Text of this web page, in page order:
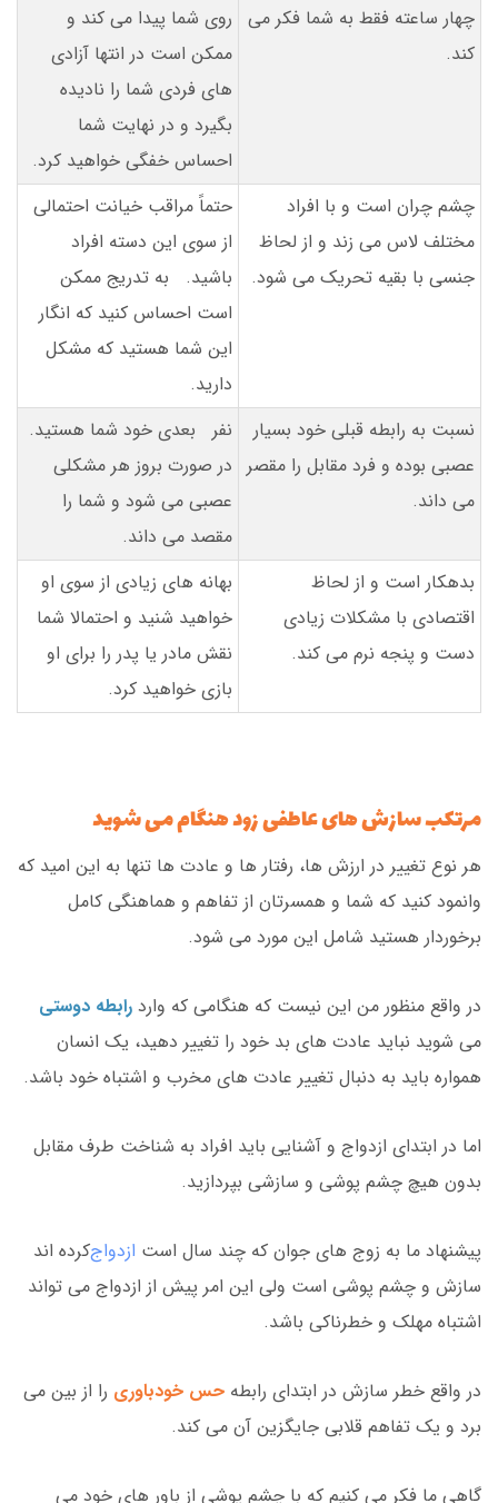
چهار ساعته فقط به شما فکر می
کند.
روی شما پیدا می کند و
ممکن است در انتها آزادی
های فردی شما را نادیده
بگیرد و در نهایت شما
احساس خفگی خواهید کرد.
چشم چران است و با افراد
مختلف لاس می زند و از لحاظ
جنسی با بقیه تحریک می شود.
حتماً مراقب خیانت احتمالی
از سوی این دسته افراد
باشید. به تدریج ممکن
است احساس کنید که انگار
این شما هستید که مشکل
دارید.
نسبت به رابطه قبلی خود بسیار
عصبی بوده و فرد مقابل را مقصر
می داند.
نفر بعدی خود شما هستید.
در صورت بروز هر مشکلی
عصبی می شود و شما را
مقصد می داند.
بدهکار است و از لحاظ
اقتصادی با مشکلات زیادی
دست و پنجه نرم می کند.
بهانه های زیادی از سوی او
خواهید شنید و احتمالا شما
نقش مادر یا پدر را برای او
بازی خواهید کرد.
مرتکب سازش های عاطفی زود هنگام می شوید
هر نوع تغییر در ارزش ها، رفتار ها و عادت ها تنها به این امید که
وانمود کنید که شما و همسرتان از تفاهم و هماهنگی کامل
برخوردار هستید شامل این مورد می شود.
در واقع منظور من این نیست که هنگامی که وارد رابطه دوستی
می شوید نباید عادت های بد خود را تغییر دهید، یک انسان
همواره باید به دنبال تغییر عادت های مخرب و اشتباه خود باشد.
اما در ابتدای ازدواج و آشنایی باید افراد به شناخت طرف مقابل
بدون هیچ چشم پوشی و سازشی بپردازید.
پیشنهاد ما به زوج های جوان که چند سال است ازدواجکرده اند
سازش و چشم پوشی است ولی این امر پیش از ازدواج می تواند
اشتباه مهلک و خطرناکی باشد.
در واقع خطر سازش در ابتدای رابطه حس خودباوری را از بین می
برد و یک تفاهم قلابی جایگزین آن می کند.
گاهی ما فکر می کنیم که با چشم پوشی از باور های خود می